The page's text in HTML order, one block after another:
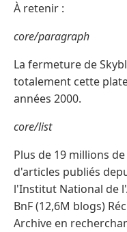
À retenir :
core/paragraph
La fermeture de
totalement cette
années 2000.
core/list
Plus de 19 millions
d'articles publiés
l'Institut National de
BnF (12,6M blogs)
Archive en